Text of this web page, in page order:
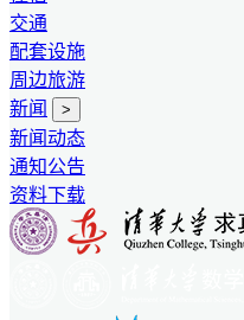
交通
配套设施
周边旅游
新闻
>
新闻动态
通知公告
资料下载